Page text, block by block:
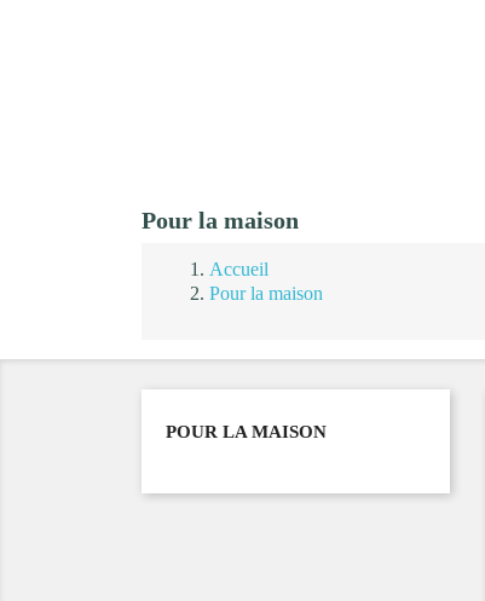
Pour la maison
Accueil
Pour la maison
POUR LA MAISON